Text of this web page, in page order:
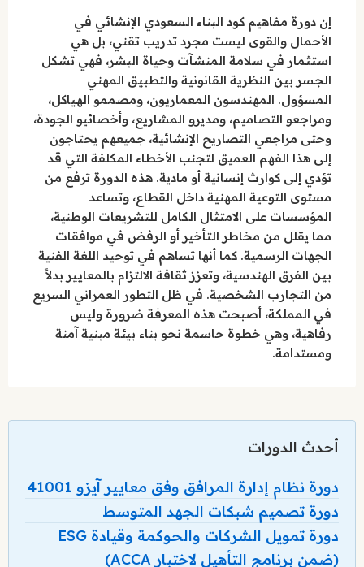
إن دورة مفاهيم كود البناء السعودي الإنشائي في
الأحمال والقوى ليست مجرد تدريب تقني، بل هي
استثمار في سلامة المنشآت وحياة البشر، فهي تشكل
الجسر بين النظرية القانونية والتطبيق المهني
المسؤول. المهندسون المعماريون، ومصممو الهياكل،
ومراجعو التصاميم، ومديرو المشاريع، وأخصائيو الجودة،
وحتى مراجعي التصاريح الإنشائية، جميعهم يحتاجون
إلى هذا الفهم العميق لتجنب الأخطاء المكلفة التي قد
تؤدي إلى كوارث إنسانية أو مادية. هذه الدورة ترفع من
مستوى التوعية المهنية داخل القطاع، وتساعد
المؤسسات على الامتثال الكامل للتشريعات الوطنية،
مما يقلل من مخاطر التأخير أو الرفض في موافقات
الجهات الرسمية. كما أنها تساهم في توحيد اللغة الفنية
بين الفرق الهندسية، وتعزز ثقافة الالتزام بالمعايير بدلاً
من التجارب الشخصية. في ظل التطور العمراني السريع
في المملكة، أصبحت هذه المعرفة ضرورة وليس
رفاهية، وهي خطوة حاسمة نحو بناء بيئة مبنية آمنة
ومستدامة.
أحدث الدورات
دورة نظام إدارة المرافق وفق معايير آيزو 41001
دورة تصميم شبكات الجهد المتوسط
دورة تمويل الشركات والحوكمة وقيادة ESG
(ضمن برنامج التأهيل لاختبار ACCA)